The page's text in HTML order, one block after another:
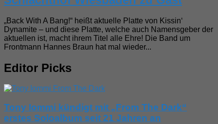
„Back With A Bang!“ heißt aktuelle Platte von Kissin‘
Dynamite – und diese Platte, welche auch Namensgeber der
aktuellen ist, macht ihrem Titel alle Ehre! Die Band um
Frontmann Hannes Braun hat mal wieder...
Editor Picks
Tony Iommi kündigt mit „From The Dark“
erstes Soloalbum seit 21 Jahren an